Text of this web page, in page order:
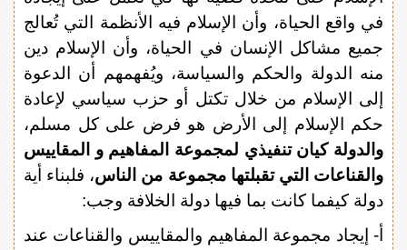
في واقع الحياة، وأن الإسلام فيه الأنظمة التي تُعالج
جميع مشاكل الإنسان في الحياة، وأن الإسلام دين
منه الدولة والحكم والسياسة، ويُفهمهم أن الدعوة
إلى الإسلام من خلال تكتل أو حزب سياسي لإعادة
حكم الإسلام إلى الأرض هو فرض على كل مسلم،
والدولة كيان تنفيذي لمجموعة المفاهيم و المقاييس
والقناعات التي تقبلتها مجموعة من الناس، فلبناء أية
دولة كيفما كانت بما فيها دولة الخلافة وجب:
أ‌- إيجاد مجموعة المفاهيم والمقاييس والقناعات عند